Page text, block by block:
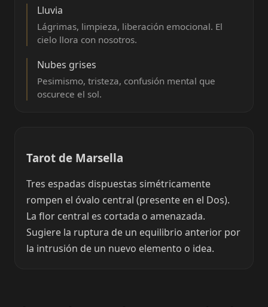
Lluvia
Lágrimas, limpieza, liberación emocional. El
cielo llora con nosotros.
Nubes grises
Pesimismo, tristeza, confusión mental que
oscurece el sol.
Tarot de Marsella
Tres espadas dispuestas simétricamente
rompen el óvalo central (presente en el Dos).
La flor central es cortada o amenazada.
Sugiere la ruptura de un equilibrio anterior por
la intrusión de un nuevo elemento o idea.